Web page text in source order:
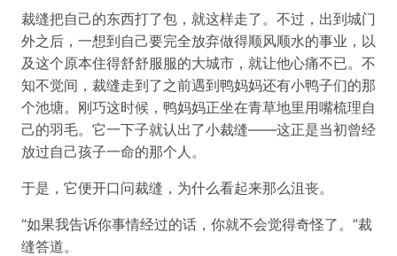
裁缝把自己的东西打了包，就这样走了。不过，出到城门
外之后，一想到自己要完全放弃做得顺风顺水的事业，以
及这个原本住得舒舒服服的大城市，就让他心痛不已。不
知不觉间，裁缝走到了之前遇到鸭妈妈还有小鸭子们的那
个池塘。刚巧这时候，鸭妈妈正坐在青草地里用嘴梳理自
己的羽毛。它一下子就认出了小裁缝——这正是当初曾经
放过自己孩子一命的那个人。
于是，它便开口问裁缝，为什么看起来那么沮丧。
“如果我告诉你事情经过的话，你就不会觉得奇怪了。”裁
缝答道。